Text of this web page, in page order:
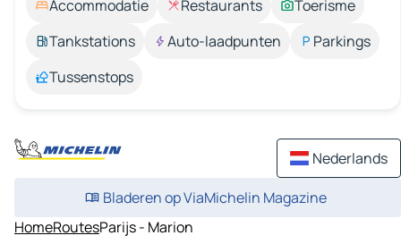
Accommodatie Restaurants
Toerisme
Tankstations
Auto-laadpunten
Parkings
Tussenstops
Nederlands
Bladeren op ViaMichelin Magazine
HomeRoutesParijs - Marion